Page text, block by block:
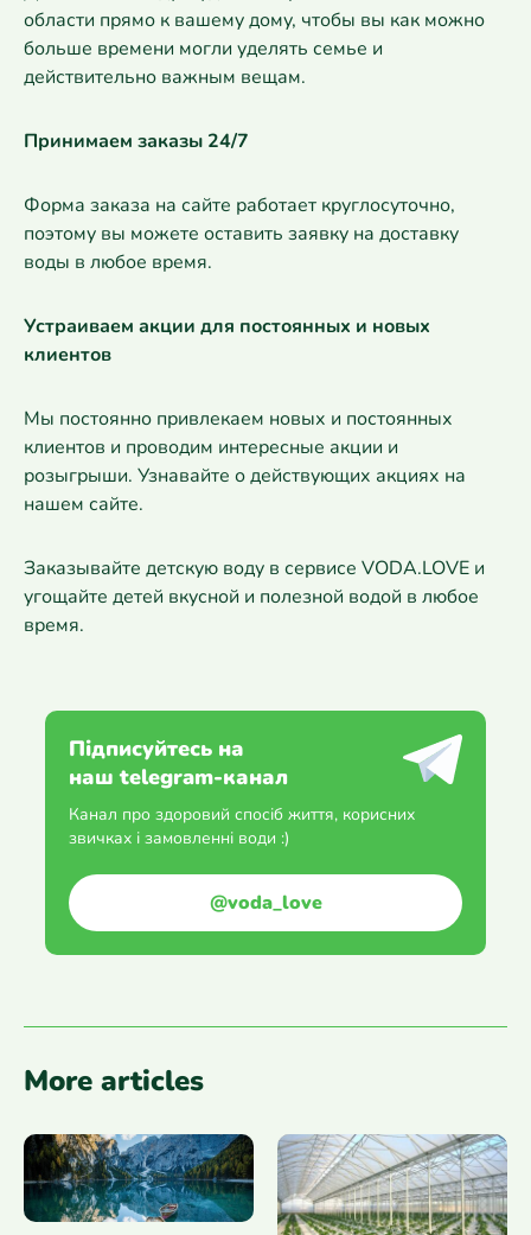
области прямо к вашему дому, чтобы вы как можно
больше времени могли уделять семье и
действительно важным вещам.
Принимаем заказы 24/7
Форма заказа на сайте работает круглосуточно,
поэтому вы можете оставить заявку на доставку
воды в любое время.
Устраиваем акции для постоянных и новых
клиентов
Мы постоянно привлекаем новых и постоянных
клиентов и проводим интересные акции и
розыгрыши. Узнавайте о действующих акциях на
нашем сайте.
Заказывайте детскую воду в сервисе VODA.LOVE и
угощайте детей вкусной и полезной водой в любое
время.
Підписуйтесь на
наш telegram-канал
Канал про здоровий спосіб життя, корисних
звичках і замовленні води :)
@voda_love
More articles